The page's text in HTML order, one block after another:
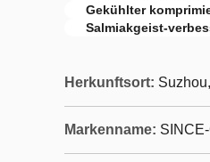
Gekühlter
Salmiakgeist-
Herkunftsort:
Markenname: